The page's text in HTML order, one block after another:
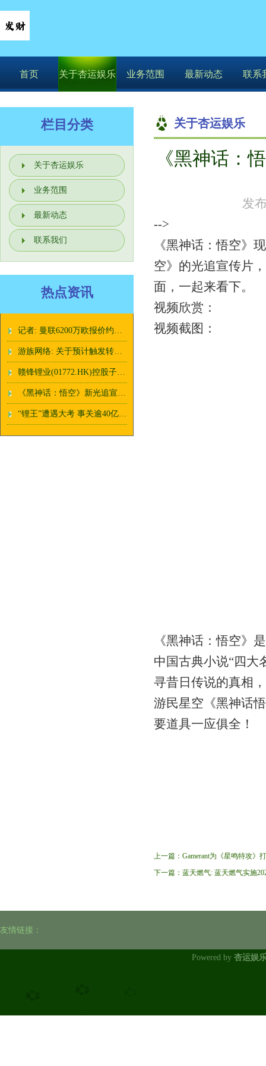
首页 关于杏运娱乐 业务范围 最新动态 联系
栏目分类
关于杏运娱乐
业务范围
最新动态
联系我们
热点资讯
记者: 曼联6200万欧报价约罗被接受, 正在和球员谈薪水
游族网络: 关于预计触发转股价格向下修正条件的提示性公告
赣锋锂业(01772.HK)控股子公司 Minera Exar拟在境外发行不超过 2 亿美元或其他等值货币的债券
《黑神话：悟空》新光追宣传片发布：打Boss更高清了！
“锂王”遭遇大考 事关逾40亿美元投资
关于杏运娱乐
你的位置：
《黑神话：
发
-->
《黑神话：悟空》
空》的光追宣传片
面，一起来看下。
视频欣赏：
视频截图：
《黑神话：悟空》
中国古典小说“四大
寻昔日传说的真相
游民星空《黑神话
要道具一应俱全！
上一篇： Gamerant为《星鸣特攻》
下一篇： 蓝天燃气: 蓝天燃气实施
友情链接：
Powered by 杏运娱